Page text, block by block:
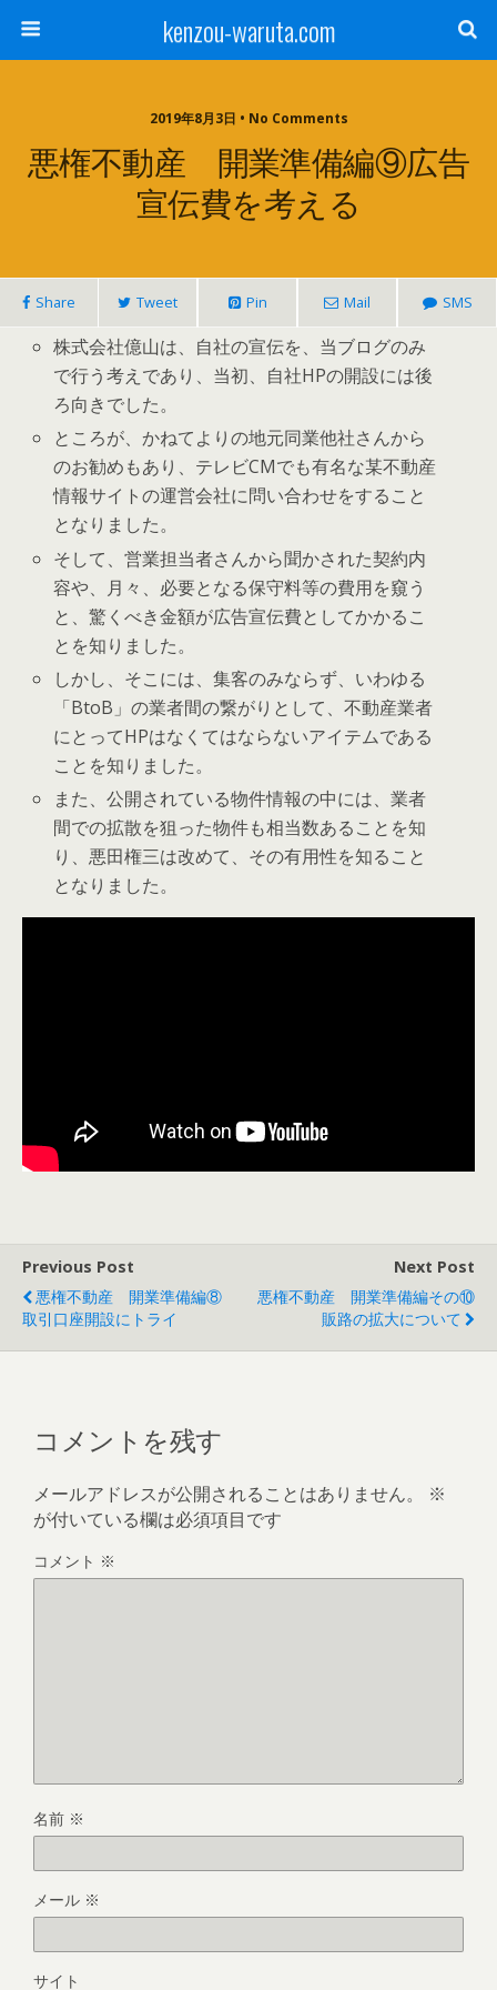
kenzou-waruta.com
2019年8月3日 • No Comments
悪権不動産 開業準備編⑨広告
宣伝費を考える
Share Tweet Pin Mail SMS
株式会社億山は、自社の宣伝を、当ブログのみ
で行う考えであり、当初、自社HPの開設には後
ろ向きでした。
ところが、かねてよりの地元同業他社さんから
のお勧めもあり、テレビCMでも有名な某不動産
情報サイトの運営会社に問い合わせをすること
となりました。
そして、営業担当者さんから聞かされた契約内
容や、月々、必要となる保守料等の費用を窺う
と、驚くべき金額が広告宣伝費としてかかるこ
とを知りました。
しかし、そこには、集客のみならず、いわゆる
「BtoB」の業者間の繋がりとして、不動産業者
にとってHPはなくてはならないアイテムである
ことを知りました。
また、公開されている物件情報の中には、業者
間での拡散を狙った物件も相当数あることを知
り、悪田権三は改めて、その有用性を知ること
となりました。
Previous Post
悪権不動産 開業準備編⑧
取引口座開設にトライ
Next Post
悪権不動産 開業準備編その⑩
販路の拡大について
コメントを残す
メールアドレスが公開されることはありません。
※
が付いている欄は必須項目です
コメント ※
名前 ※
メール ※
サイト